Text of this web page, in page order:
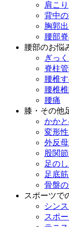
肩こり
背中
胸郭
腰部
腰部のお悩
ぎっ
脊柱
腰椎
腰椎
腰痛
膝・その他
かか
変形
外反
股関
足の
足底
骨盤
スポーツで
シン
スポ